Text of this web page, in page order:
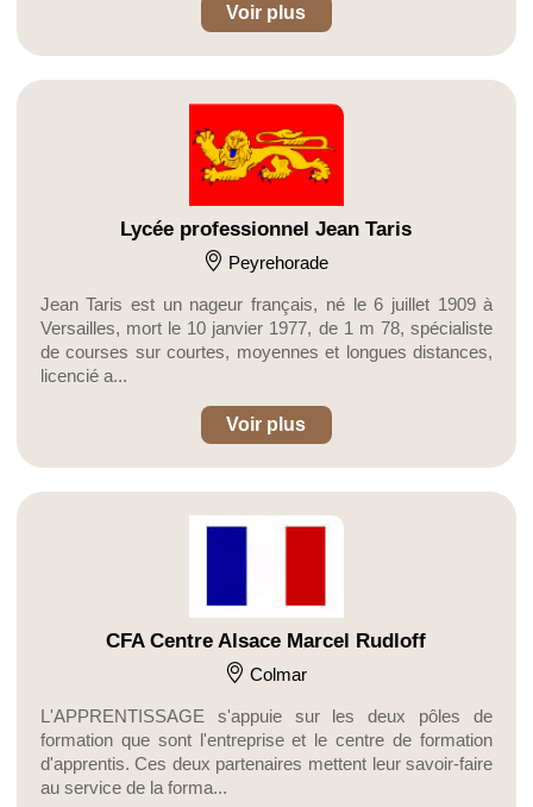
Voir plus
Lycée professionnel Jean Taris
Peyrehorade
Jean Taris est un nageur français, né le 6 juillet 1909 à
Versailles, mort le 10 janvier 1977, de 1 m 78, spécialiste
de courses sur courtes, moyennes et longues distances,
licencié a...
Voir plus
CFA Centre Alsace Marcel Rudloff
Colmar
L'APPRENTISSAGE s'appuie sur les deux pôles de
formation que sont l'entreprise et le centre de formation
d'apprentis. Ces deux partenaires mettent leur savoir-faire
au service de la forma...